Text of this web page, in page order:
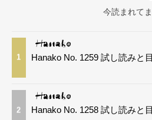
今読まれて
1 Hanako No. 1259 試し読みと
2 Hanako No. 1258 試し読みと